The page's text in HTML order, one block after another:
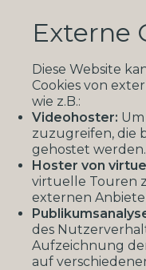
Externe
Diese Website
Cookies von
wie z.B.:
Videohoster:
zuzugreifen, die
gehostet werden.
Hoster von
virtuelle Touren
externen
des
Aufzeichnung
auf